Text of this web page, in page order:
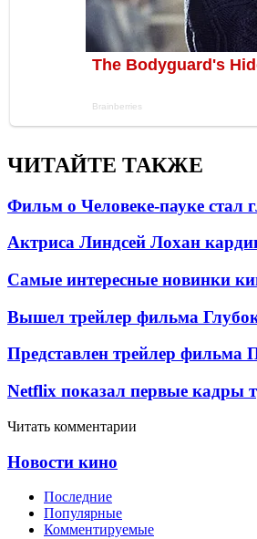
ЧИТАЙТЕ ТАКЖЕ
Фильм о Человеке-пауке стал
Актриса Линдсей Лохан
Самые интересные новинки
Вышел трейлер фильма
Представлен трейлер фильма
Netflix показал первые кадры
Читать комментарии
Новости кино
Последние
Популярные
Комментируемые